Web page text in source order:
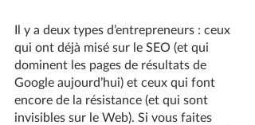
Il y a deux types d’entrepreneurs : ceux
qui ont déjà misé sur le SEO (et qui
dominent les pages de résultats de
Google aujourd’hui) et ceux qui font
encore de la résistance (et qui sont
invisibles sur le Web). Si vous faites